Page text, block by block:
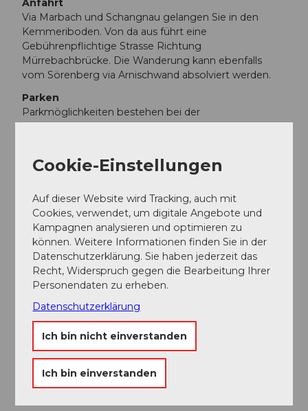
Via Marbach und Schangnau gelangen Sie in den
Kemmeriboden. Von da aus führt eine
Gebührenpflichtige Strasse Richtung
Mürrebachbrücke. Die Wanderung kann ebenfalls
vom Sörenberg via Arnischwand absolviert werden.
Parken
Parkmöglichkeiten bestehen bei der
Mürebachbrücke. Sie gelangen zum Parplatz ab
Mit dem ÖV gelangen Sie bis nach Kemmeriboden.
Von da gelangen Sie via Wanderweg zum
Ausgangspunkt des Chäs-Chessi-Weg. (ca. 30
minuten Wanderzeit)
Weitere Infos / Links
Maria Gfeller und William Zahler
6197 Schangnau
www.tannisboden.ch
Tel. Esther Gfeller 079 756 14 60
Tel. Maria Gfeller 079 312 67 77
Cookie-Einstellungen
Auf dieser Website wird Tracking, auch mit
Cookies, verwendet, um digitale Angebote und
Kampagnen analysieren und optimieren zu
können. Weitere Informationen finden Sie in der
Datenschutzerklärung. Sie haben jederzeit das
Recht, Widerspruch gegen die Bearbeitung Ihrer
Personendaten zu erheben.
Datenschutzerklärung
Ich bin nicht einverstanden
Ich bin einverstanden